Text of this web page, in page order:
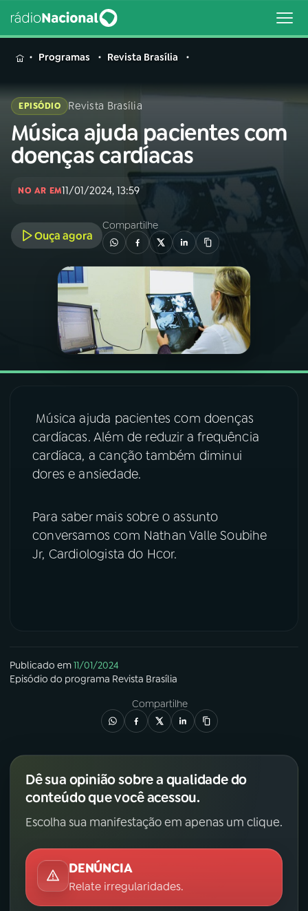
MENU
Buscar
na
Rádio
Buscar
01INÍCIO
PROGRAMAÇÃO
05PODCASTS
06VIDEOCASTS
07ÚLTIMAS
Instagram X
Programas Revista Brasília
EPISÓDIO Revista Brasília
Música ajuda pacientes com
doenças cardíacas
NO AR EM11/01/2024, 13:59
Ouça agora
Compartilhe
Música ajuda pacientes com doenças
cardíacas. Além de reduzir a frequência
cardíaca, a canção também diminui
dores e ansiedade.
Para saber mais sobre o assunto
conversamos com Nathan Valle Soubihe
Jr, Cardiologista do Hcor.
Publicado em11/01/2024
Episódio do programa Revista Brasília
Compartilhe
Dê sua opinião sobre a qualidade do
conteúdo que você acessou.
Escolha sua manifestação em apenas um clique.
DENÚNCIA
Relate irregularidades.